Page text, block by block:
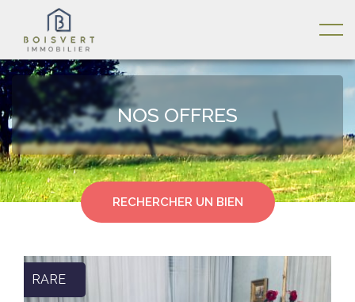
NOS OFFRES
RECHERCHER UN BIEN
RARE